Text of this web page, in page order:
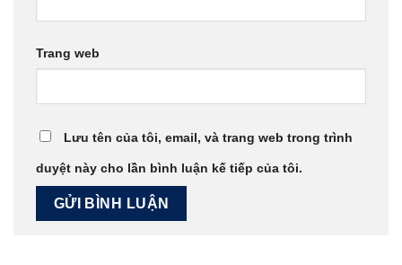
Trang web
Lưu tên của tôi, email, và trang web trong trình
duyệt này cho lần bình luận kế tiếp của tôi.